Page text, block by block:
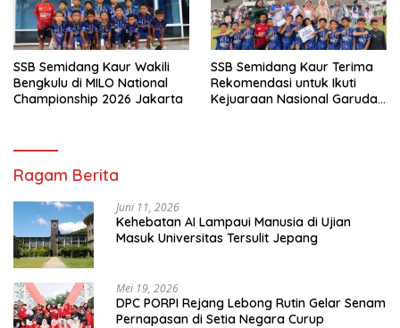
SSB Semidang Kaur Wakili
Bengkulu di MILO National
Championship 2026 Jakarta
SSB Semidang Kaur Terima
Rekomendasi untuk Ikuti
Kejuaraan Nasional Garuda
Ragam Berita
Juni 11, 2026
Kehebatan AI Lampaui Manusia di Ujian
Masuk Universitas Tersulit Jepang
Mei 19, 2026
DPC PORPI Rejang Lebong Rutin Gelar Senam
Pernapasan di Setia Negara Curup